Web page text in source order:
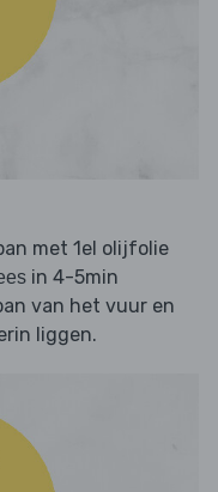
met 1el olijfolie
in 4-5min
van het vuur en
liggen.